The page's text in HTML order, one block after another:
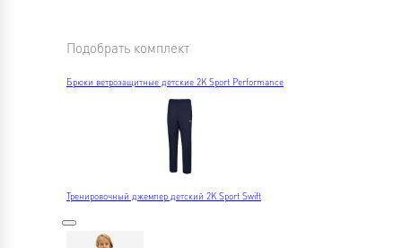
Подобрать комплект
Брюки ветрозащитные детские 2K Sport Performance
Тренировочный джемпер детский 2K Sport Swift